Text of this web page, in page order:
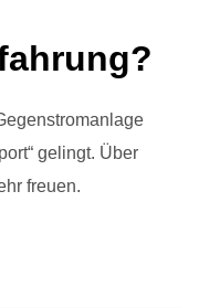
gelingt. Über
freuen.